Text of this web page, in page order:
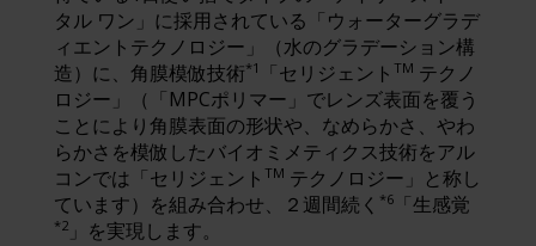
タル ワン」に採用されている「ウォーターグラデ
ィエントテクノロジー」（水のグラデーション構
造）に、角膜模倣技術*1 「セリジェント TM テクノ
ロジー」（「MPCポリマー」でレンズ表面を覆う
ことにより角膜表面の形状や、なめらかさ、やわ
らかさを模倣したバイオミメティクス技術をアル
コンでは「セリジェント TM テクノロジー」と称し
ています）を組み合わせ、２週間続く *6「生感覚
*2」を実現します。